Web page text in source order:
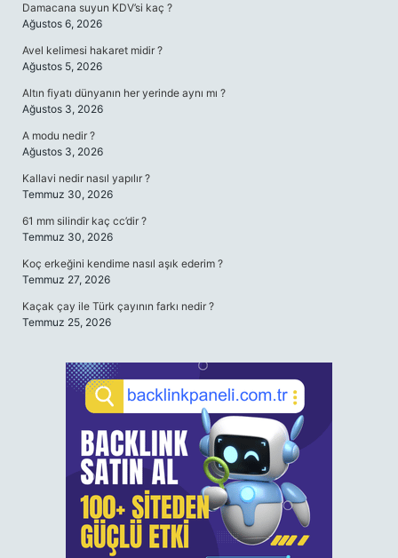
Damacana suyun KDV’si kaç ?
Ağustos 6, 2026
Avel kelimesi hakaret midir ?
Ağustos 5, 2026
Altın fiyatı dünyanın her yerinde aynı mı ?
Ağustos 3, 2026
A modu nedir ?
Ağustos 3, 2026
Kallavi nedir nasıl yapılır ?
Temmuz 30, 2026
61 mm silindir kaç cc’dir ?
Temmuz 30, 2026
Koç erkeğini kendime nasıl aşık ederim ?
Temmuz 27, 2026
Kaçak çay ile Türk çayının farkı nedir ?
Temmuz 25, 2026